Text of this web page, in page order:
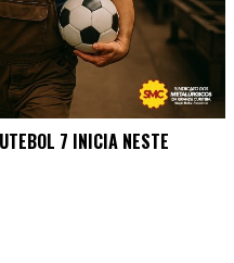
7 INICIA NESTE